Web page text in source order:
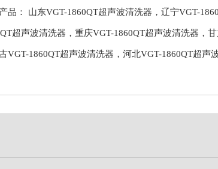
品： 山东VGT-1860QT超声波清洗器 ， 辽宁VGT-
超声波清洗器 ， 重庆VGT-1860QT超声波清洗器 ，
VGT-1860QT超声波清洗器 ， 河北VGT-1860QT超声